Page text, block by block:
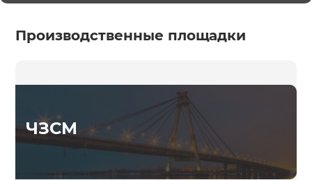
Производственные площадки
ЧЗСМ